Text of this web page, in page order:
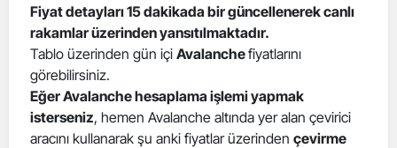
Çorum
Denizli
Edirne
Fiyat detayları 15 dakikada bir güncellenerek canlı
rakamlar üzerinden yansıtılmaktadır.
Tablo üzerinden gün içi Avalanchefiyatlarını
görebilirsiniz.
Eğer Avalanche hesaplama işlemi yapmak
isterseniz, hemen Avalanche altında yer alan çevirici
aracını kullanarak şu anki fiyatlar üzerinden çevirme